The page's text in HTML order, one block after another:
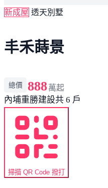
新成屋 透天別墅
丰禾蒔景
總價 888 萬起
內埔重勝建設共 6 戶
掃描 QR Code 撥打